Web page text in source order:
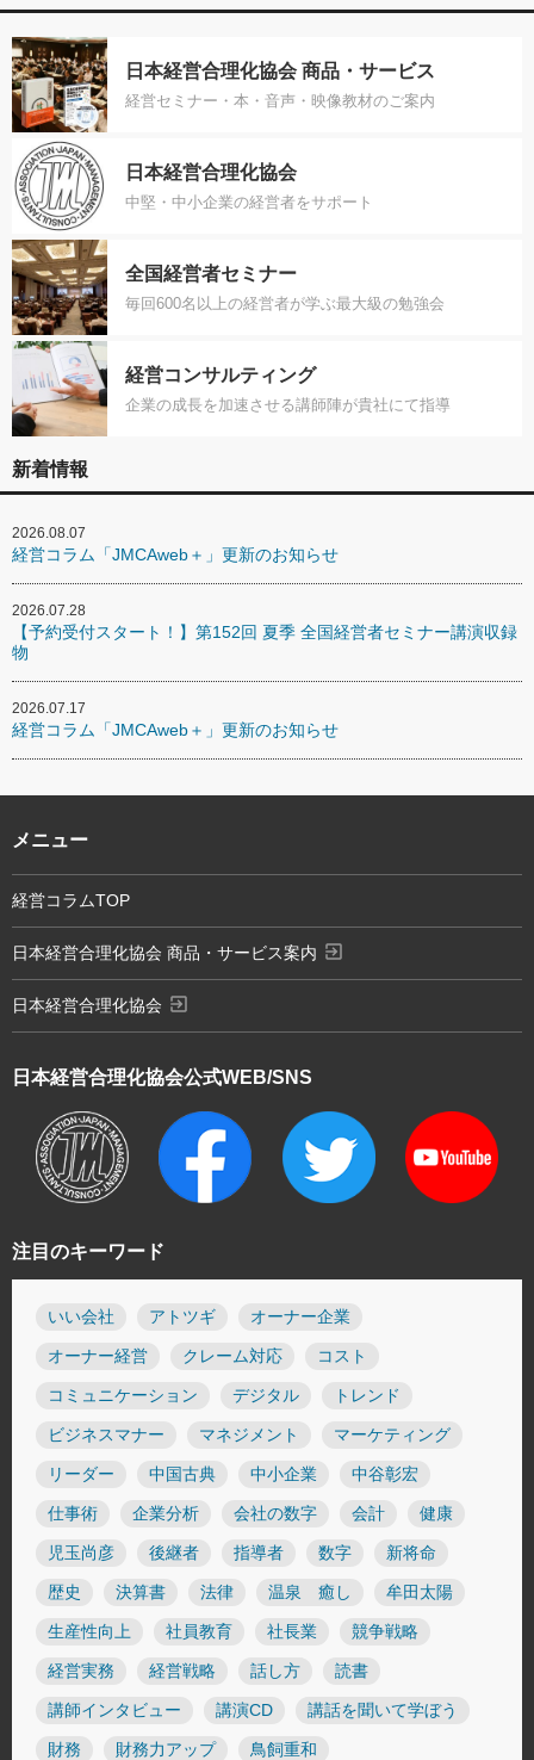
日本経営合理化協会 商品・サービス
経営セミナー・本・音声・映像教材のご案内
日本経営合理化協会
中堅・中小企業の経営者をサポート
全国経営者セミナー
毎回600名以上の経営者が学ぶ最大級の勉強会
経営コンサルティング
企業の成長を加速させる講師陣が貴社にて指導
新着情報
2026.08.07
経営コラム「JMCAweb＋」更新のお知らせ
2026.07.28
【予約受付スタート！】第152回 夏季 全国経営者セミナー講演収録
物
2026.07.17
経営コラム「JMCAweb＋」更新のお知らせ
注目のキーワード
いい会社 アトツギ オーナー企業
オーナー経営 クレーム対応 コスト
コミュニケーション デジタル トレンド
ビジネスマナー マネジメント マーケティング
リーダー 中国古典 中小企業 中谷彰宏
仕事術 企業分析 会社の数字 会計 健康
児玉尚彦 後継者 指導者 数字 新将命
歴史 決算書 法律 温泉 癒し 牟田太陽
生産性向上 社員教育 社長業 競争戦略
経営実務 経営戦略 話し方 読書
講師インタビュー 講演CD 講話を聞いて学ぼう
財務 財務力アップ 鳥飼重和
日本経営合理化協会公式WEB/SNS
メニュー
経営コラムTOP
日本経営合理化協会 商品・サービス案内 exit_to_app
日本経営合理化協会 exit_to_app